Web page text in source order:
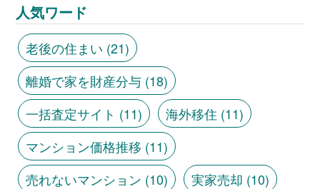
人気ワード
老後の住まい (21)
離婚で家を財産分与(18)
一括査定サイト (11) 海外移住 (11)
マンション価格推移 (11)
売れないマンション (10) 実家売却 (10)